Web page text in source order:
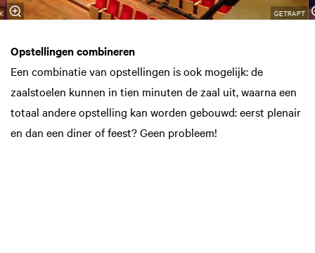
GETRAPT
Opstellingen combineren
Een combinatie van opstellingen is ook mogelijk: de
zaalstoelen kunnen in tien minuten de zaal uit, waarna een
totaal andere opstelling kan worden gebouwd: eerst plenair
en dan een diner of feest? Geen probleem!